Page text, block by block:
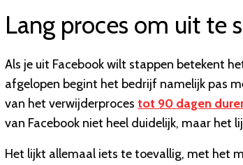
Lang proces om uit te
Als je uit Facebook wilt stappen betekent
afgelopen begint het bedrijf namelijk pas
van het verwijderproces tot 90 dagen
van Facebook niet heel duidelijk, maar het
Het lijkt allemaal iets te toevallig, met het